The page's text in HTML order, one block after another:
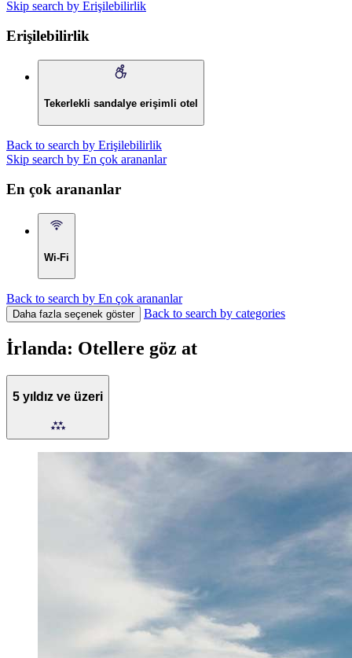
Skip search by Erişilebilirlik
Erişilebilirlik
Tekerlekli sandalye erişimli otel
Back to search by Erişilebilirlik
Skip search by En çok arananlar
En çok arananlar
Wi-Fi
Back to search by En çok arananlar
Daha fazla seçenek göster Back to search by categories
İrlanda: Otellere göz at
5 yıldız ve üzeri